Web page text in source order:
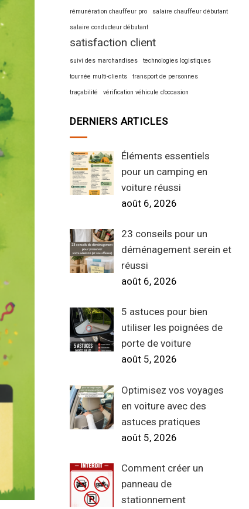
rémunération chauffeur pro salaire chauffeur débutant
salaire conducteur débutant
satisfaction client
suivi des marchandises technologies logistiques
tournée multi-clients transport de personnes
traçabilité vérification véhicule d’occasion
DERNIERS ARTICLES
Éléments essentiels
pour un camping en
voiture réussi
août 6, 2026
23 conseils pour un
déménagement serein et
réussi
août 6, 2026
5 astuces pour bien
utiliser les poignées de
porte de voiture
août 5, 2026
Optimisez vos voyages
en voiture avec des
astuces pratiques
août 5, 2026
Comment créer un
panneau de
stationnement